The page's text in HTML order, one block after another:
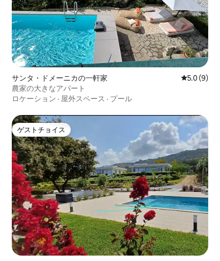
サンタ・ドメーニカの一軒家 レビュー9
5.0 (9)
農家の大きなアパート
ロケーション · 屋外スペース · プール
ゲストチョイス
ゲストチョイス